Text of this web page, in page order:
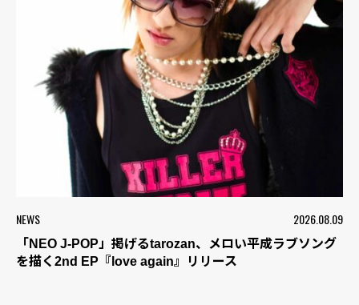
NEWS 2026.08.09
「NEO J-POP」掲げるtarozan、メロい平成ラブソング
を描く2nd EP『love again』リリース